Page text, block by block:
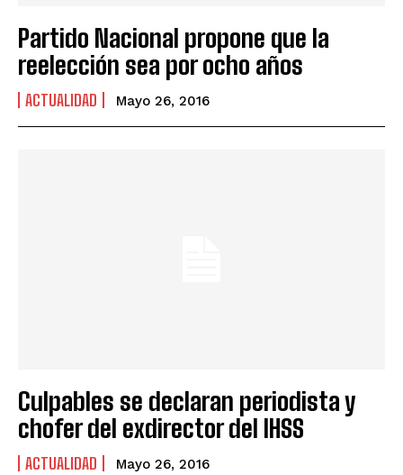
Partido Nacional propone que la
reelección sea por ocho años
ACTUALIDAD Mayo 26, 2016
Culpables se declaran periodista y
chofer del exdirector del IHSS
ACTUALIDAD Mayo 26, 2016